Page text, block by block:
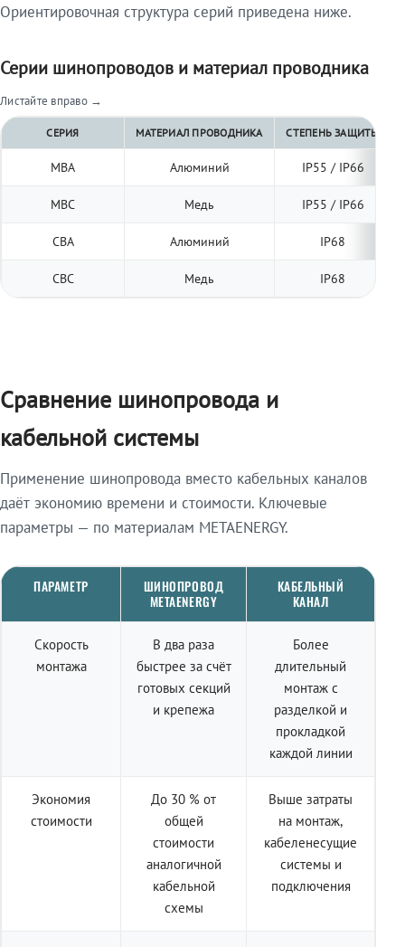
Ориентировочная структура серий приведена ниже.
Серии шинопроводов и материал проводника
Листайте вправо →
СЕРИЯ МАТЕРИАЛ ПРОВОДНИКА СТЕПЕНЬ ЗАЩИТЫ
МВА Алюминий IP55 / IP66
МВС Медь IP55 / IP66
СВА Алюминий IP68
СВС Медь IP68
Сравнение шинопровода и
кабельной системы
Применение шинопровода вместо кабельных каналов
даёт экономию времени и стоимости. Ключевые
параметры — по материалам METAENERGY.
ПАРАМЕТР
ШИНОПРОВОД
METAENERGY
КАБЕЛЬНЫЙ
КАНАЛ
Скорость
монтажа
В два раза
быстрее за счёт
готовых секций
и крепежа
Более
длительный
монтаж с
разделкой и
прокладкой
каждой линии
Экономия
стоимости
До 30 % от
общей
стоимости
аналогичной
кабельной
схемы
Выше затраты
на монтаж,
кабеленесущие
системы и
подключения